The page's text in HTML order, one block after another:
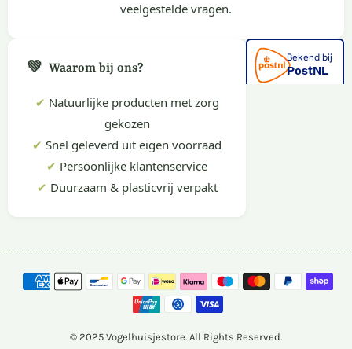
veelgestelde vragen.
💚 Waarom bij ons?
✔ Natuurlijke producten met zorg
gekozen
✔ Snel geleverd uit eigen voorraad
✔ Persoonlijke klantenservice
✔ Duurzaam & plasticvrij verpakt
© 2025 Vogelhuisjestore. All Rights Reserved.